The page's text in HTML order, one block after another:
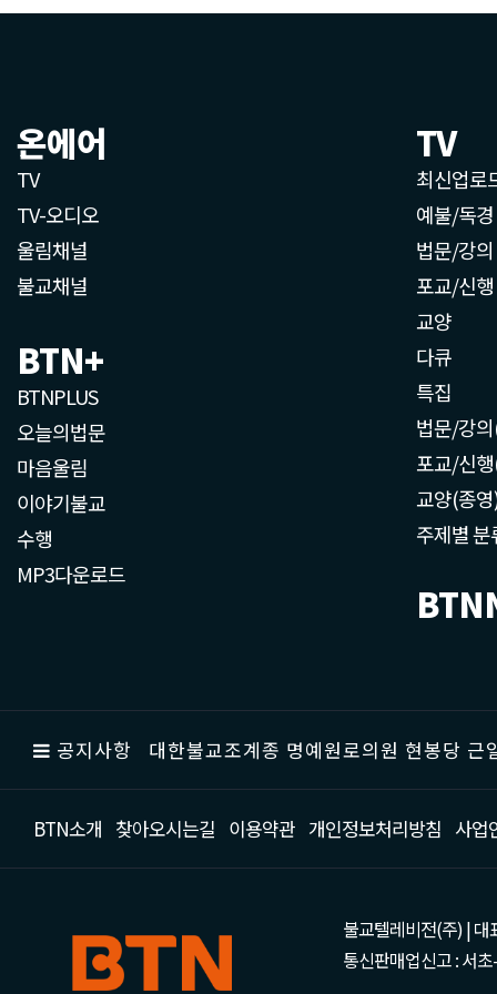
온에어
TV
TV-오디오
울림채널
불교채널
BTN+
BTNPLUS
오늘의법문
마음울림
이야기불교
수행
MP3다운로드
TV
최신업로
예불/독경
법문/강의
포교/신행
교양
다큐
특집
법문/강
포교/신
교양(종
주제별 분
공지사항 대한불교조계종 명예원로의원 현봉당
BTN소개 찾아오시는길 이용약관 개인정보처리방침 사업
불교텔레비전(주) | 대
통신판매업신고 : 서